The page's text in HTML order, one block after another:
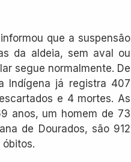
que a suspensão
da aldeia, sem aval ou
segue normalmente. De
Indígena já registra 407
e 4 mortes. As
anos, um homem de 73
de Dourados, são 912